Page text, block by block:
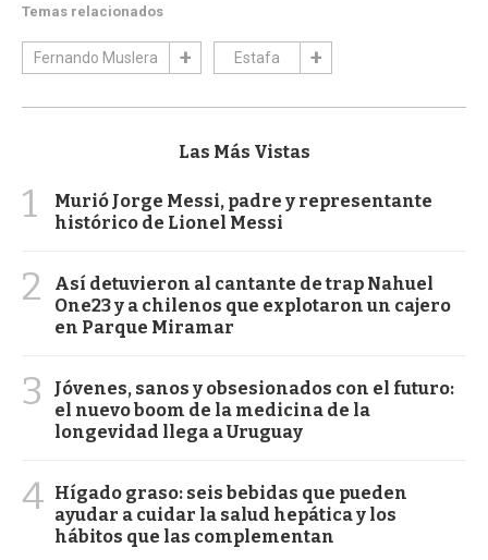
Temas relacionados
Fernando Muslera Estafa
Las Más Vistas
1
Murió Jorge Messi, padre y representante
histórico de Lionel Messi
2
Así detuvieron al cantante de trap Nahuel
One23 y a chilenos que explotaron un cajero
en Parque Miramar
3
Jóvenes, sanos y obsesionados con el futuro:
el nuevo boom de la medicina de la
longevidad llega a Uruguay
4 Hígado graso: seis bebidas que pueden
ayudar a cuidar la salud hepática y los
hábitos que las complementan